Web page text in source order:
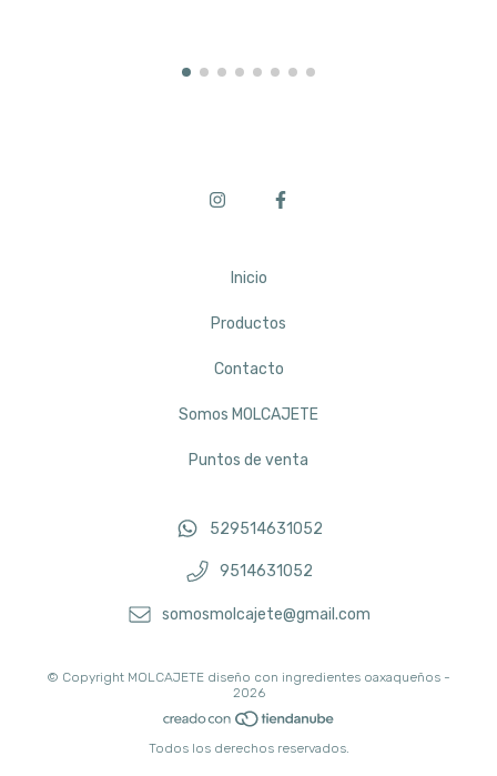
Inicio
Productos
Contacto
Somos MOLCAJETE
Puntos de venta
529514631052
9514631052
somosmolcajete@gmail.com
© Copyright MOLCAJETE diseño con ingredientes oaxaqueños -
2026
Todos los derechos reservados.